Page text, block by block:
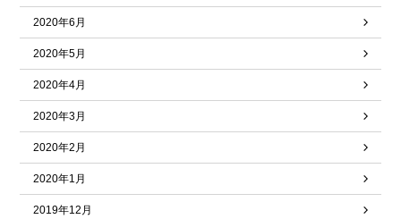
2020年6月
2020年5月
2020年4月
2020年3月
2020年2月
2020年1月
2019年12月